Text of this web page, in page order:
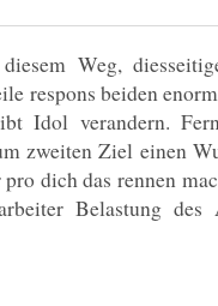
Weg,
respons beiden
Idol verandern.
zweiten Ziel einen
dich das rennen
Belastung des